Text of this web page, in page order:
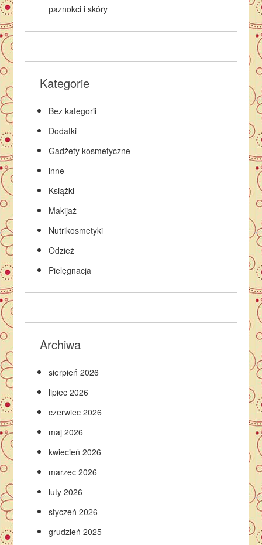
paznokci i skóry
Kategorie
Bez kategorii
Dodatki
Gadżety kosmetyczne
inne
Książki
Makijaż
Nutrikosmetyki
Odzież
Pielęgnacja
Archiwa
sierpień 2026
lipiec 2026
czerwiec 2026
maj 2026
kwiecień 2026
marzec 2026
luty 2026
styczeń 2026
grudzień 2025